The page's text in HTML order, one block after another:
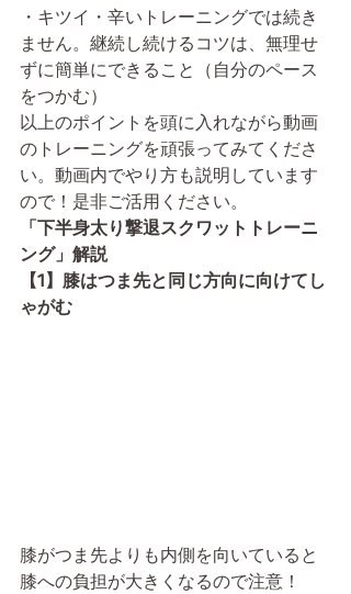
・キツイ・辛いトレーニングでは続き
ません。継続し続けるコツは、無理せ
ずに簡単にできること（自分のペース
をつかむ）
以上のポイントを頭に入れながら動画
のトレーニングを頑張ってみてくださ
い。動画内でやり方も説明しています
ので！是非ご活用ください。
「下半身太り撃退スクワットトレーニ
ング」解説
【1】膝はつま先と同じ方向に向けてし
ゃがむ
膝がつま先よりも内側を向いていると
膝への負担が大きくなるので注意！